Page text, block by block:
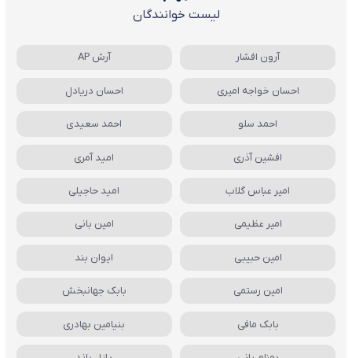
لیست خوانندگان
آرون افشار آرش AP
احسان خواجه امیری احسان دریادل
احمد سلو احمد سعیدی
افشین آذری امید آمری
امیر عباس گلاب امید حاجیلی
امیر عظیمی امین بانی
امین حبیبی ایوان بند
امین رستمی بابک جهانبخش
بابک مافی بنیامین بهادری